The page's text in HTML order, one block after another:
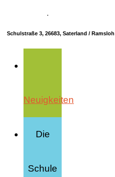
·
Schulstraße 3, 26683, Saterland / Ramsloh
Neuigkeiten
Die
Schule